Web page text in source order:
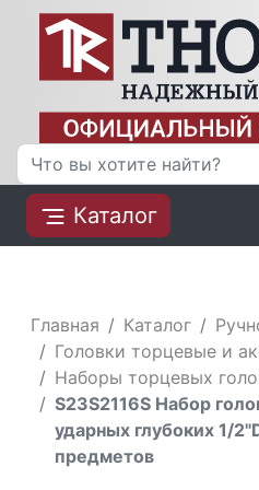
Каталог
Главная Каталог
Головки торцевые и
Наборы торцевых
S23S2116S Набор
ударных глубоких 1/
предметов